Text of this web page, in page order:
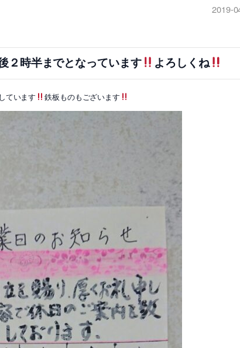
2019-
２時半までとなっています よろしくね
ています 鉄板ものもございます